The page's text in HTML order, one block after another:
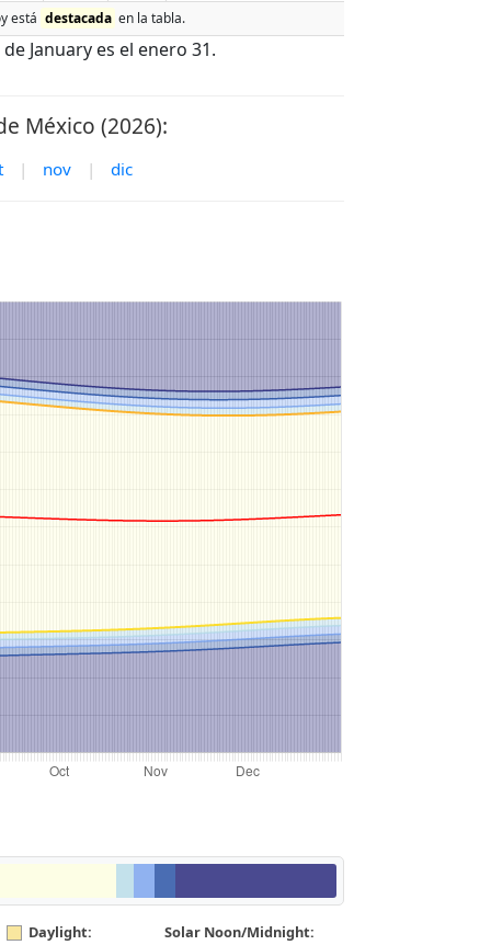
está destacada en la tabla.
January es el enero 31.
México (2026):
| nov | dic
Daylight: Solar Noon/Midnight: